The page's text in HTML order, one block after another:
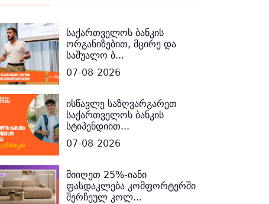
საქართველოს ბანკის
ორგანიზებით, მცირე და
საშუალო ბ...
07-08-2026
ისწავლე საზღვარგარეთ
საქართველოს ბანკის
სტიპენდიით...
07-08-2026
მიიღეთ 25%-იანი
ფასდაკლება კომფორტერში
შერჩეულ კოლ...